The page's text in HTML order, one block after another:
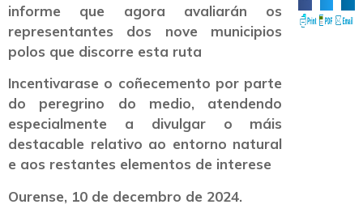
informe que agora avaliarán os
representantes dos nove municipios
polos que discorre esta ruta
Incentivarase o coñecemento por parte
do peregrino do medio, atendendo
especialmente a divulgar o máis
destacable relativo ao entorno natural
e aos restantes elementos de interese
Ourense, 10 de decembro de 2024.